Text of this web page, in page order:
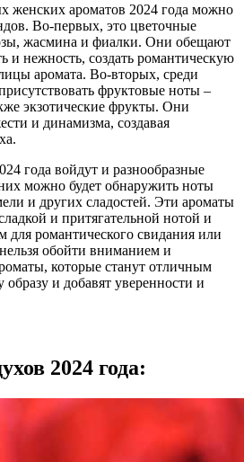
женских ароматов 2024 года можно
Во-первых, это цветочные
жасмина и фиалки. Они обещают
и нежность, создать романтическую
аромата. Во-вторых, среди
фруктовые ноты –
экзотические фрукты. Они
и динамизма, создавая
года войдут и разнообразные
можно будет обнаружить ноты
и других сладостей. Эти ароматы
и притягательной нотой и
романтического свидания или
обойти вниманием и
которые станут отличным
и добавят уверенности и
2024 года: